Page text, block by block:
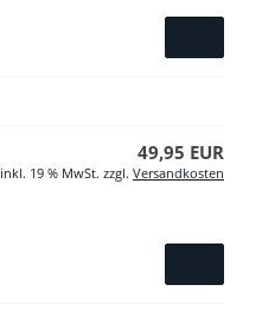
49,95 EUR
inkl. 19 % MwSt. zzgl. Versandkosten